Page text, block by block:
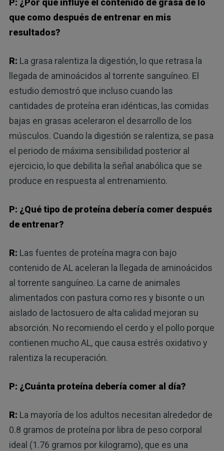
P: ¿Por qué influye el contenido de grasa de lo
que como después de entrenar en mis
resultados?
R: La grasa ralentiza la digestión, lo que retrasa la
llegada de aminoácidos al torrente sanguíneo. El
estudio demostró que incluso cuando las
cantidades de proteína eran idénticas, las comidas
bajas en grasas aceleraron el desarrollo de los
músculos. Cuando la digestión se ralentiza, se pasa
el periodo de máxima sensibilidad posterior al
ejercicio, lo que debilita la señal anabólica que se
produce en respuesta al entrenamiento.
P: ¿Qué tipo de proteína debería comer después
de entrenar?
R: Las fuentes de proteína magra con bajo
contenido de AL aceleran la llegada de aminoácidos
al torrente sanguíneo. La carne de animales
alimentados con pastura como res y bisonte o un
aislado de lactosuero de alta calidad mejoran su
absorción. No recomiendo el cerdo y el pollo porque
contienen mucho AL, que causa estrés oxidativo y
ralentiza la recuperación.
P: ¿Cuánta proteína debería comer al día?
R: La mayoría de los adultos necesitan alrededor de
0.8 gramos de proteína por libra de peso corporal
ideal (1.76 gramos por kilogramo), que es una